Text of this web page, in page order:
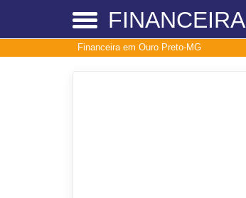
FINANCEIRA
Financeira em Ouro Preto-MG